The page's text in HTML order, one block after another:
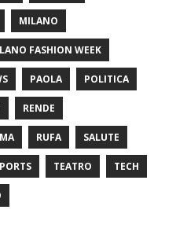
MILANO
FASHION WEEK
PAOLA POLITICA
RENDE
RUFA SALUTE
TEATRO TECH